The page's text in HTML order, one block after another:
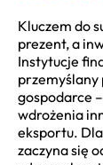
Kluczem do
prezent, a
Instytucje
przemyślany
gospodarce
wdrożenia
eksportu.
zaczyna się